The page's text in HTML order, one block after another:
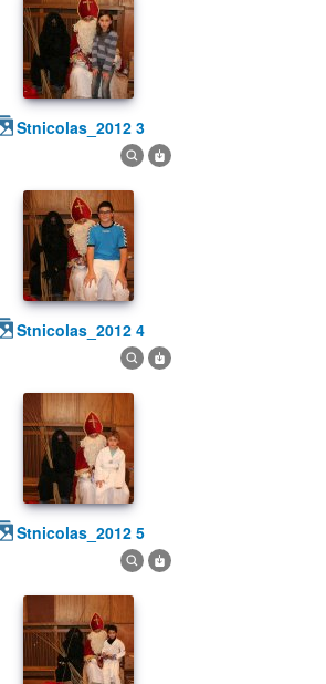
stnicolas_2012 3
stnicolas_2012 4
stnicolas_2012 5